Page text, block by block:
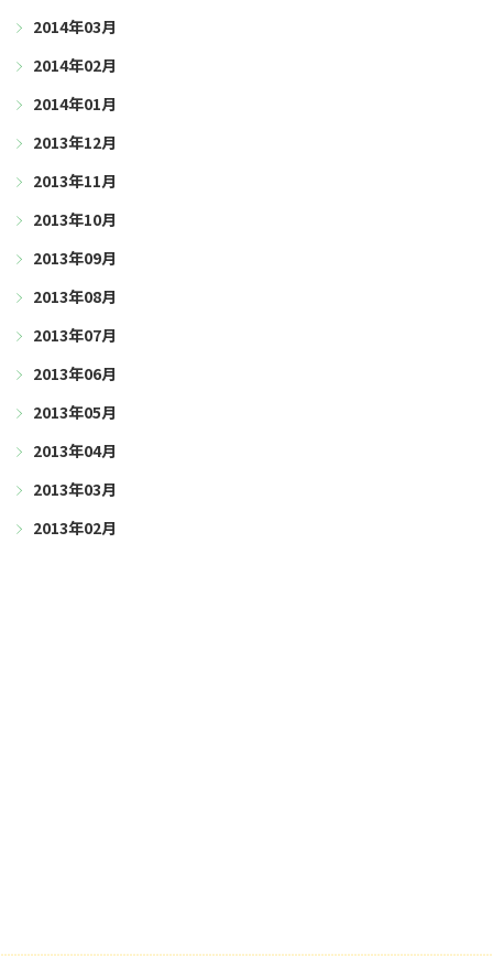
2014年03月
2014年02月
2014年01月
2013年12月
2013年11月
2013年10月
2013年09月
2013年08月
2013年07月
2013年06月
2013年05月
2013年04月
2013年03月
2013年02月